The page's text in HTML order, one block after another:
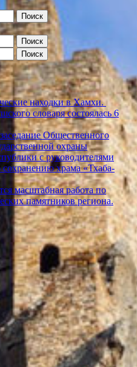
находки в Хамхи.
словаря состоялась 6
Общественного
охраны
с руководителями
храма «Тхаба-
масштабная работа по
памятников региона.